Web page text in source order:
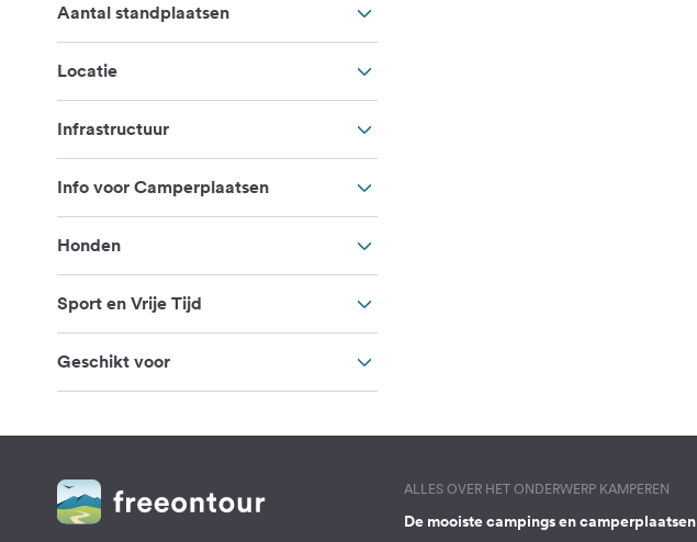
Aantal standplaatsen
Locatie
Infrastructuur
Info voor Camperplaatsen
Honden
Sport en Vrije Tijd
Geschikt voor
ALLES OVER HET ONDERWERP KAMPEREN
De mooiste campings en camperplaatsen